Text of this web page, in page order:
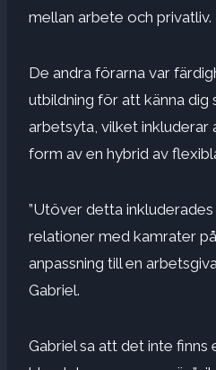
mellan arbete och privatliv.
De andra förarna var
utbildning för att känna dig
arbetsyta, vilket inkluderar
form av en hybrid av
”Utöver detta inkluderades
relationer med kamrater
anpassning till en
Gabriel.
Gabriel sa att det inte finns